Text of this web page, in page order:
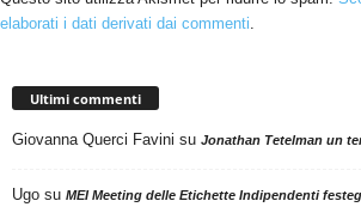
elaborati i dati derivati dai commenti.
Ultimi commenti
Giovanna Querci Favini su Jonathan Tetelman un
Ugo su MEI Meeting delle Etichette Indipendenti